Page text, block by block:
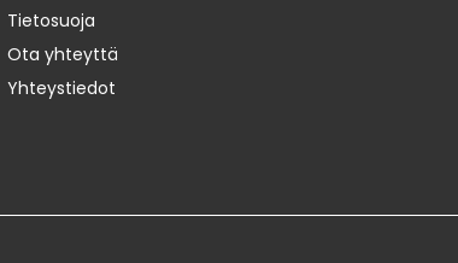
Tietosuoja
Ota yhteyttä
Yhteystiedot